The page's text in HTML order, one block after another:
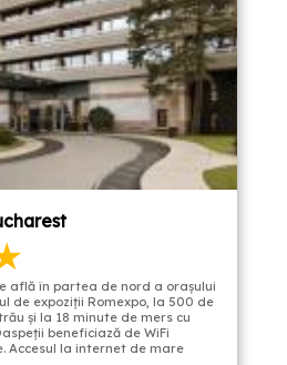
află în partea de nord a orașului
de expoziții Romexpo, la 500 de
și la 18 minute de mers cu
beneficiază de WiFi
Accesul la internet de mare